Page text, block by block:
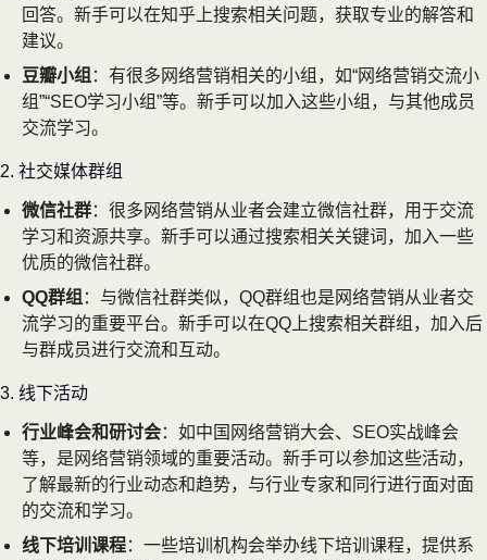
回答。新手可以在知乎上搜索相关问题，获取专业的解答和
建议。
豆瓣小组 ：有很多网络营销相关的小组，如“网络营销交流小
组”“SEO学习小组”等。新手可以加入这些小组，与其他成员
交流学习。
2. 社交媒体群组
微信社群：很多网络营销从业者会建立微信社群，用于交流
学习和资源共享。新手可以通过搜索相关关键词，加入一些
优质的微信社群。
QQ群组 ：与微信社群类似，QQ群组也是网络营销从业者交
流学习的重要平台。新手可以在QQ上搜索相关群组，加入后
与群成员进行交流和互动。
3. 线下活动
行业峰会和研讨会：如中国网络营销大会、SEO实战峰会
等，是网络营销领域的重要活动。新手可以参加这些活动，
了解最新的行业动态和趋势，与行业专家和同行进行面对面
的交流和学习。
线下培训课程：一些培训机构会举办线下培训课程，提供系